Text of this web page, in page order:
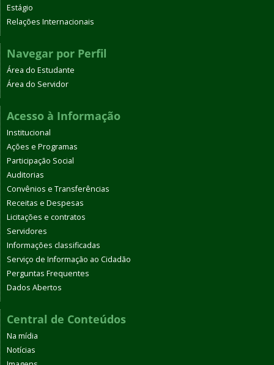
Estágio
Relações Internacionais
Navegar por Perfil
Área do Estudante
Área do Servidor
Acesso à Informação
Institucional
Ações e Programas
Participação Social
Auditorias
Convênios e Transferências
Receitas e Despesas
Licitações e contratos
Servidores
Informações classificadas
Serviço de Informação ao Cidadão
Perguntas Frequentes
Dados Abertos
Central de Conteúdos
Na mídia
Notícias